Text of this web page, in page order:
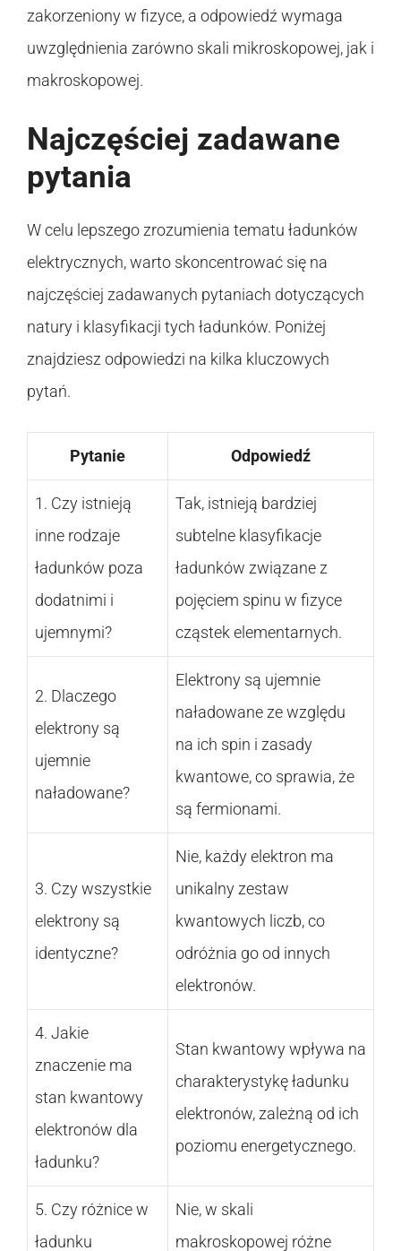
zakorzeniony w fizyce, a odpowiedź wymaga
uwzględnienia zarówno skali mikroskopowej, jak i
makroskopowej.
Najczęściej zadawane
pytania
W celu lepszego zrozumienia tematu ładunków
elektrycznych, warto skoncentrować się na
najczęściej zadawanych pytaniach dotyczących
natury i klasyfikacji tych ładunków. Poniżej
znajdziesz odpowiedzi na kilka kluczowych
pytań.
Pytanie Odpowiedź
1. Czy istnieją
inne rodzaje
ładunków poza
dodatnimi i
ujemnymi?
Tak, istnieją bardziej
subtelne klasyfikacje
ładunków związane z
pojęciem spinu w fizyce
cząstek elementarnych.
2. Dlaczego
elektrony są
ujemnie
naładowane?
Elektrony są ujemnie
naładowane ze względu
na ich spin i zasady
kwantowe, co sprawia, że
są fermionami.
3. Czy wszystkie
elektrony są
identyczne?
Nie, każdy elektron ma
unikalny zestaw
kwantowych liczb, co
odróżnia go od innych
elektronów.
4. Jakie
znaczenie ma
stan kwantowy
elektronów dla
ładunku?
Stan kwantowy wpływa na
charakterystykę ładunku
elektronów, zależną od ich
poziomu energetycznego.
5. Czy różnice w
ładunku
Nie, w skali
makroskopowej różne